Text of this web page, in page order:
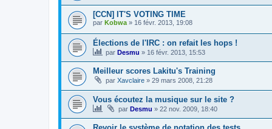
[CCN] IT'S VOTING TIME
par Kobwa » 16 févr. 2013, 19:08
Élections de l'IRC : on refait les hops !
par Desmu » 16 févr. 2013, 15:53
Meilleur scores Lakitu's Training
par Xavclaire » 29 mars 2008, 21:28
Vous écoutez la musique sur le site ?
par Desmu » 22 nov. 2009, 18:40